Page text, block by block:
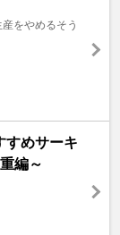
をやめるそう
すめサーキ
編～